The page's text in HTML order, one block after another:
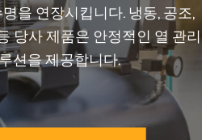
을 연장시킵니다. 냉동, 공조,
당사 제품은 안정적인 열 관리
션을 제공합니다.